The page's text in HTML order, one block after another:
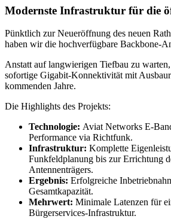
Modernste Infrastruktur für die
Pünktlich zur Neueröffnung des neuen
haben wir die hochverfügbare Backbone-
Anstatt auf langwierigen Tiefbau zu
sofortige Gigabit-Konnektivität mit
kommenden Jahre.
Die Highlights des Projekts:
Technologie: Aviat Networks E-
Performance via Richtfunk.
Infrastruktur: Komplette
Funkfeldplanung bis zur Errichtung
Antennenträgers.
Ergebnis: Erfolgreiche
Gesamtkapazität.
Mehrwert: Minimale Latenzen für
Bürgerservices-Infrastruktur.